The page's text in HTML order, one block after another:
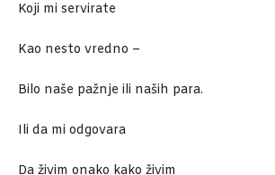
Koji mi servirate
Kao nesto vredno –
Bilo naše pažnje ili naših para.
Ili da mi odgovara
Da živim onako kako živim